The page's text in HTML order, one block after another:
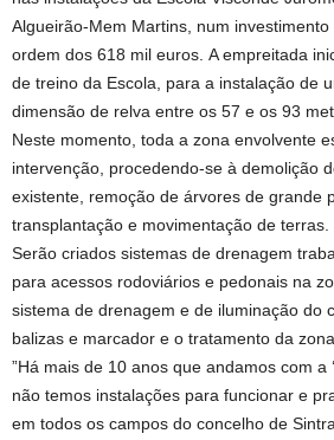
Algueirão-Mem Martins, num
ordem dos 618 mil euros. A empreitada
de treino da Escola, para a instalação de
dimensão de relva entre os 57 e os 93
Neste momento, toda a zona envolvente
intervenção, procedendo-se à demolição
existente, remoção de árvores de grande
transplantação e movimentação de terras.
Serão criados sistemas de drenagem
para acessos rodoviários e pedonais na
sistema de drenagem e de iluminação do
balizas e marcador e o tratamento da
”Há mais de 10 anos que andamos com a
não temos instalações para funcionar e
em todos os campos do concelho de